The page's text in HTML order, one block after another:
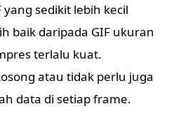
yang sedikit lebih kecil
baik daripada GIF ukuran
terlalu kuat.
atau tidak perlu juga
data di setiap frame.